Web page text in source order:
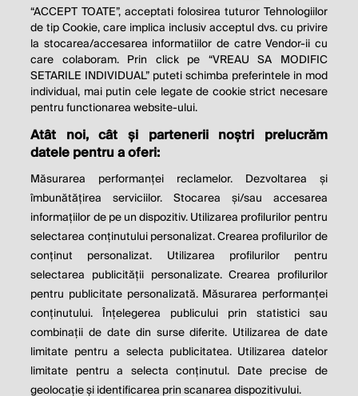
Milton Friedman
© 2026 Profit.ro. Toate drepturile rezervate.
Dezvoltat de1616.ro
Contact Publicitate
Politica de cookie Politica de
confidențialitate
Setări cookies
este parte a
“ACCEPT TOATE”, acceptati folosirea tuturor Tehnologiilor
de tip Cookie, care implica inclusiv acceptul dvs. cu privire
la stocarea/accesarea informatiilor de catre Vendor-ii cu
care colaboram. Prin click pe “VREAU SA MODIFIC
SETARILE INDIVIDUAL” puteti schimba preferintele in mod
individual, mai putin cele legate de cookie strict necesare
pentru functionarea website-ului.
Atât noi, cât și partenerii noștri prelucrăm
datele pentru a oferi:
Măsurarea performanței reclamelor. Dezvoltarea și
îmbunătățirea serviciilor. Stocarea și/sau accesarea
informațiilor de pe un dispozitiv. Utilizarea profilurilor pentru
selectarea conținutului personalizat. Crearea profilurilor de
conținut personalizat. Utilizarea profilurilor pentru
selectarea publicității personalizate. Crearea profilurilor
pentru publicitate personalizată. Măsurarea performanței
conținutului. Înțelegerea publicului prin statistici sau
combinații de date din surse diferite. Utilizarea de date
limitate pentru a selecta publicitatea. Utilizarea datelor
limitate pentru a selecta conținutul. Date precise de
geolocație și identificarea prin scanarea dispozitivului.